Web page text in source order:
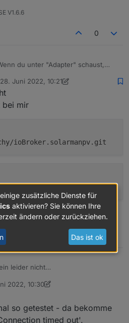
habe ich immer ein
V1.6.6
0
du unter "Adapter" schaust,
28. Juni 2022, 10:21
von Silversurfer 0
bei mir
ioBroker.solarmanpv.git
komisch
0
leider nicht
2022, 10:30
so getestet - da bekomme
timed out'.
zusätzliche Dienste für
aktivieren? Sie können Ihre
ändern oder zurückziehen.
Das ist ok